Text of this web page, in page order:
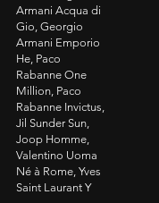
Armani Acqua di
Gio, Georgio
Armani Emporio
He, Paco
Rabanne One
Million, Paco
Rabanne Invictus,
Jil Sunder Sun,
Joop Homme,
Valentino Uoma
Né à Rome, Yves
Saint Laurant Y​